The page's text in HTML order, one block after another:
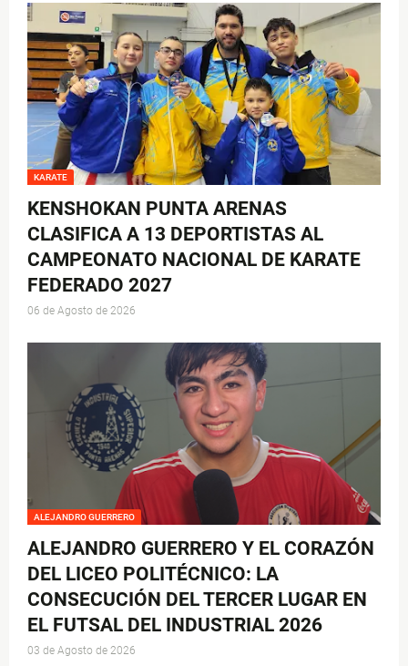
KARATE
KENSHOKAN PUNTA ARENAS
CLASIFICA A 13 DEPORTISTAS AL
CAMPEONATO NACIONAL DE KARATE
FEDERADO 2027
06 de Agosto de 2026
ALEJANDRO GUERRERO
ALEJANDRO GUERRERO Y EL CORAZÓN
DEL LICEO POLITÉCNICO: LA
CONSECUCIÓN DEL TERCER LUGAR EN
EL FUTSAL DEL INDUSTRIAL 2026
03 de Agosto de 2026